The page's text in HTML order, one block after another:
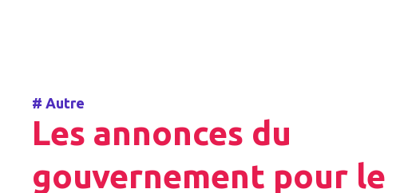
# Autre
Les annonces du
gouvernement pour le